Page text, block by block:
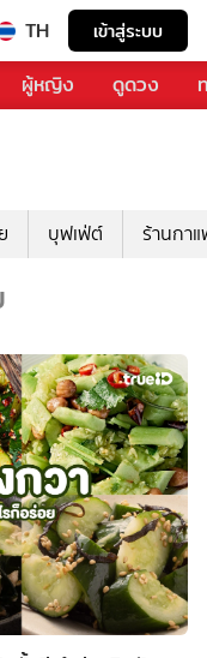
TH เข้าสู่ระบบ
ผู้หญิง ดูดวง
บุฟเฟ่ต์ ร้านกา